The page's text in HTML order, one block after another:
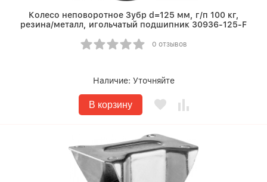
Колесо неповоротное Зубр d=125 мм, г/п 100 кг,
резина/металл, игольчатый подшипник 30936-125-F
0 отзывов
Наличие: Уточняйте
В корзину